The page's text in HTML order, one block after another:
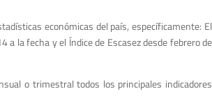
económicas del país, específicamente: El
la fecha y el Índice de Escasez desde febrero de
o trimestral todos los principales indicadores